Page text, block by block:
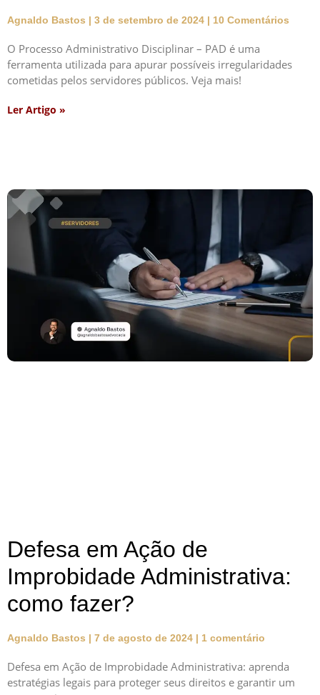
Agnaldo Bastos 3 de setembro de 2024 10 Comentários
O Processo Administrativo Disciplinar – PAD é uma
ferramenta utilizada para apurar possíveis irregularidades
cometidas pelos servidores públicos. Veja mais!
Ler Artigo »
Defesa em Ação de
Improbidade Administrativa:
como fazer?
Agnaldo Bastos 7 de agosto de 2024 1 comentário
Defesa em Ação de Improbidade Administrativa: aprenda
estratégias legais para proteger seus direitos e garantir um